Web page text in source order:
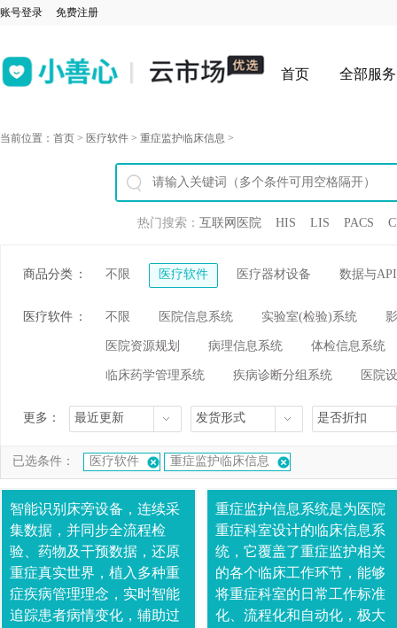
账号登录 免费注册
首页 全部服务
当前位置： 首页 > 医疗软件 > 重症监护临床信息 >
热门搜索： 互联网医院 HIS LIS PACS
商品分类 ： 不限 医疗软件 医疗器材设备 数据与API
医疗软件 ： 不限 医院信息系统 实验室(检验)系统
医院资源规划 病理信息系统 体检信息系统
临床药学管理系统 疾病诊断分组系统 医院
更多： 最近更新 发货形式 是否折扣
已选条件： 医疗软件 重症监护临床信息
智能识别床旁设备，连续采
集数据，并同步全流程检
验、药物及干预数据，还原
重症真实世界，植入多种重
症疾病管理理念，实时智能
追踪患者病情变化，辅助过
重症监护信息系统是为医院
重症科室设计的临床信息系
统，它覆盖了重症监护相关
的各个临床工作环节，能够
将重症科室的日常工作标准
化、流程化和自动化，极大